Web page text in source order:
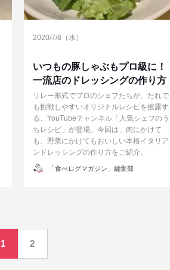
2020/7/8（水）
いつもの豚しゃぶもプロ級に！
一流店のドレッシングの作り方
リレー形式でプロのシェフたちが、だれで
も挑戦しやすいオリジナルレシピを披露す
る、YouTubeチャンネル「人気シェフのう
ちレシピ」が登場。今回は、肉にかけて
も、野菜にかけてもおいしい本格イタリア
ンドレッシングの作り方をご紹介。
投「食べログマガジン」編集部
1 2